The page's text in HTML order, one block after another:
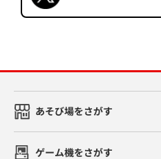
あそび場をさがす
ゲーム機をさがす